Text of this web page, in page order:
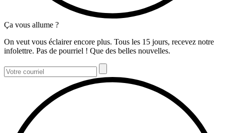
Ça vous allume ?
On veut vous éclairer encore plus. Tous les 15 jours, recevez notre
infolettre. Pas de pourriel ! Que des belles nouvelles.